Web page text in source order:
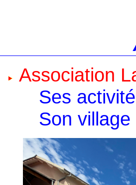
Association
Ses
Son